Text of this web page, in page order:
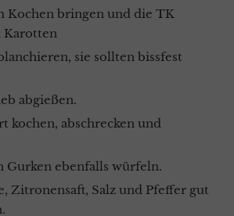
Kochen bringen und die TK
Karotten
sie sollten bissfest
abgießen.
kochen, abschrecken und
Gurken ebenfalls würfeln.
Zitronensaft, Salz und Pfeffer gut